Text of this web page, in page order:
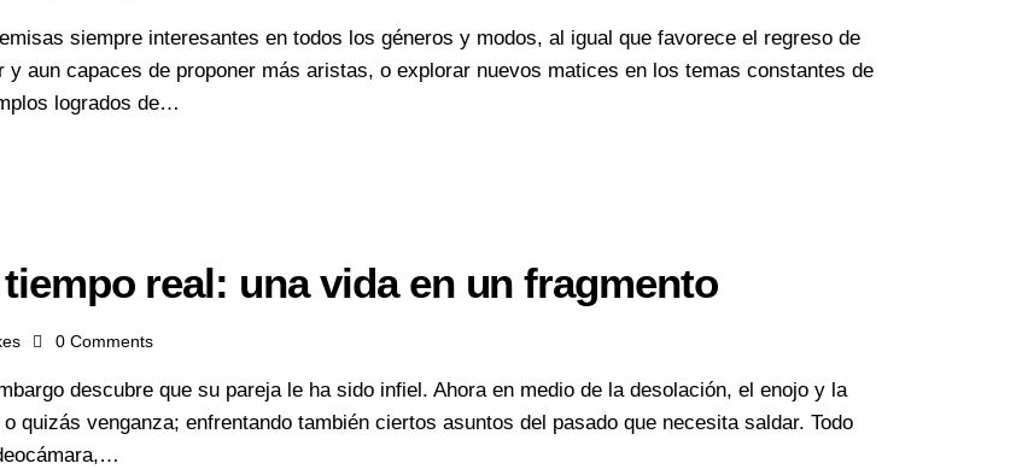
siempre interesantes en todos los géneros y modos, al igual que favorece el regreso de
aun capaces de proponer más aristas, o explorar nuevos matices en los temas constantes de
logrados de…
real: una vida en un fragmento
0 Comments
descubre que su pareja le ha sido infiel. Ahora en medio de la desolación, el enojo y la
quizás venganza; enfrentando también ciertos asuntos del pasado que necesita saldar. Todo